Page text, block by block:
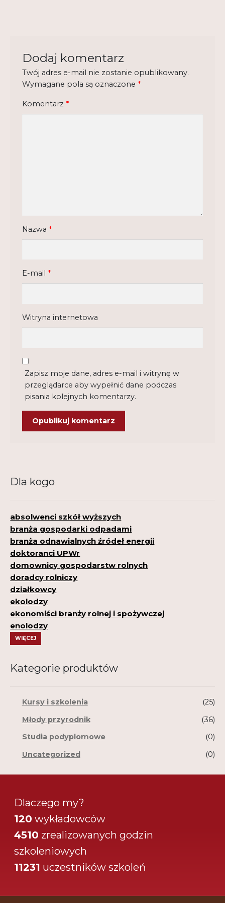
Tutor na UPWr
Mistrzowie dydaktyki
Mistrzowie dydaktyki 2
Dodaj komentarz
Twój adres e-mail nie zostanie opublikowany.
Wymagane pola są oznaczone *
Komentarz *
Nazwa *
E-mail *
Witryna internetowa
Zapisz moje dane, adres e-mail i witrynę w
przeglądarce aby wypełnić dane podczas
pisania kolejnych komentarzy.
Dla kogo
absolwenci szkół wyższych
branża gospodarki odpadami
branża odnawialnych źródeł energii
doktoranci UPWr
domownicy gospodarstw rolnych
doradcy rolniczy
działkowcy
ekolodzy
ekonomiści branży rolnej i spożywczej
enolodzy
WIĘCEJ
Kategorie produktów
Kursy i szkolenia
(25)
Młody przyrodnik
(36)
Studia podyplomowe
(0)
Uncategorized
(0)
Dlaczego my?
120 wykładowców
4510 zrealizowanych godzin
szkoleniowych
11231 uczestników szkoleń